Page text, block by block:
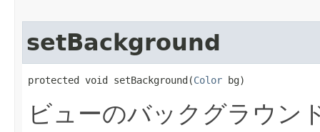
setBackground
protected void setBackground​(Color bg)
ビューのバックグラウン